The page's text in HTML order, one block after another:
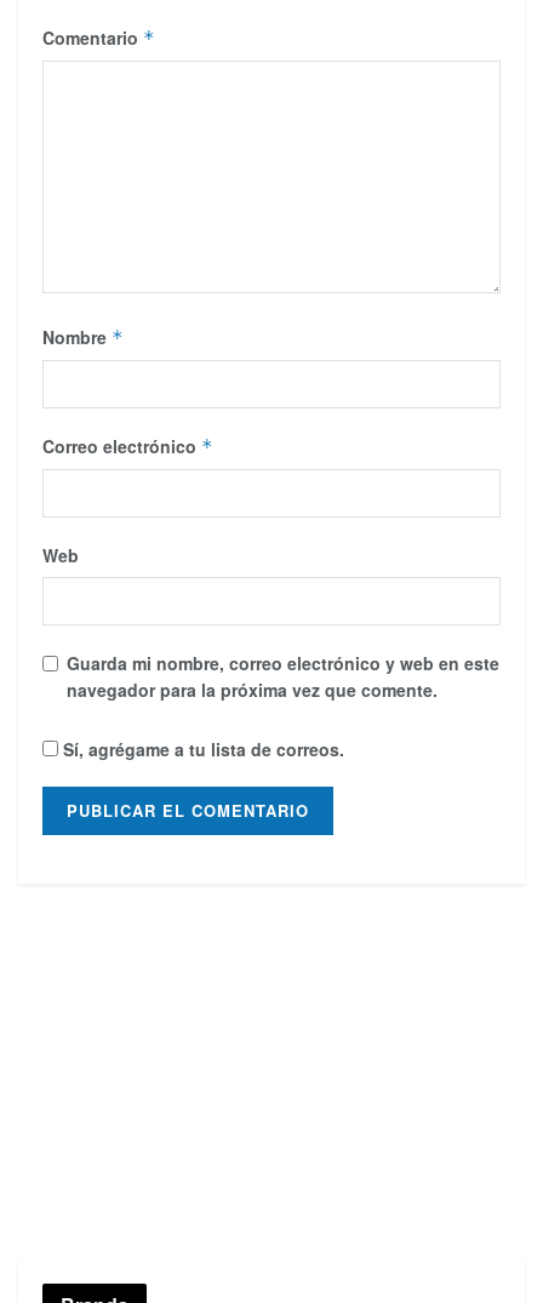
Comentario *
Nombre *
Correo electrónico *
Web
Guarda mi nombre, correo electrónico y web en este
navegador para la próxima vez que comente.
Sí, agrégame a tu lista de correos.